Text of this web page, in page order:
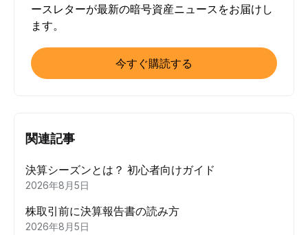
ースレターが最新の暗号資産ニュースをお届けし
ます。
今すぐ購読する
関連記事
決算シーズンとは？ 初心者向けガイド
2026年8月5日
株取引前に決算報告書の読み方
2026年8月5日